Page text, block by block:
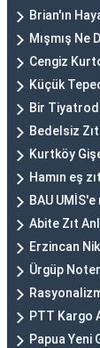
Brian'ın
Mışmış Ne
Cengiz
Küçük
Bir
Bedelsiz
Kurtköy
Hamın eş
BAU UMİS'e
Abite Zıt
Erzincan
Ürgüp
PTT Kargo
Papua Yeni